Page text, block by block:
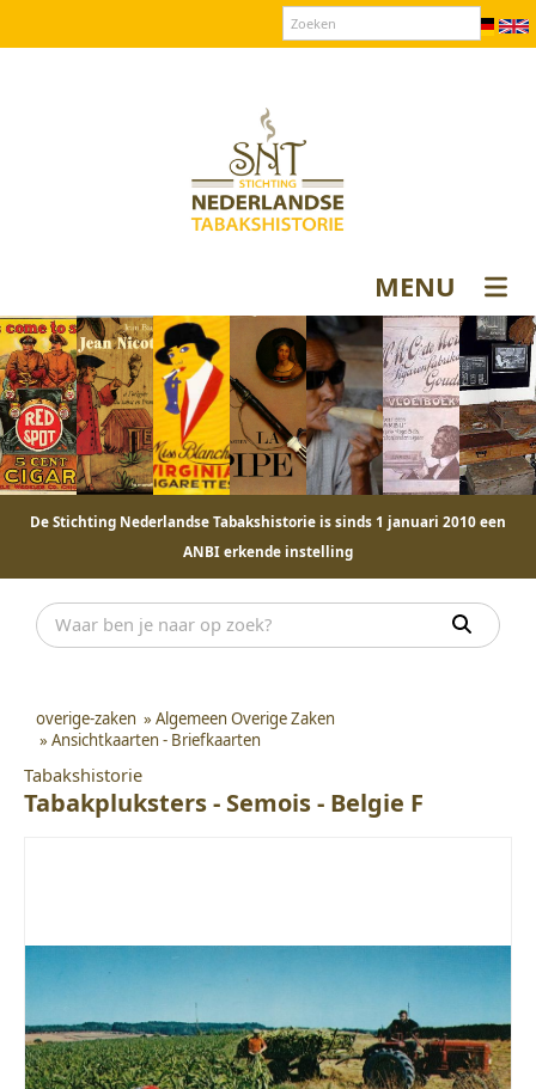
MENU
De Stichting Nederlandse Tabakshistorie is sinds 1 januari 2010 een
ANBI erkende instelling
overige-zaken » Algemeen Overige Zaken
» Ansichtkaarten - Briefkaarten
Tabakshistorie
Tabakpluksters - Semois - Belgie F